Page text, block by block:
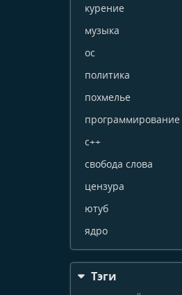
курение
музыка
ос
политика
похмелье
программирование
с++
свобода слова
цензура
ютуб
ядро
Тэги